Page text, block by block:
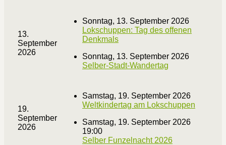
13.
September
2026
Sonntag, 13. September 2026
Lokschuppen: Tag des offenen
Denkmals
Sonntag, 13. September 2026
Selber-Stadt-Wandertag
19.
September
2026
Samstag, 19. September 2026
Weltkindertag am Lokschuppen
Samstag, 19. September 2026
19:00
Selber Funzelnacht 2026